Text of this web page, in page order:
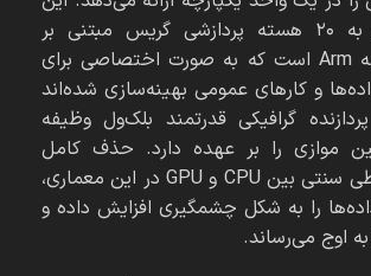
ابرتراشه مجهز به ۲۰ هسته پردازشی گریس مبتنی بر
معماری پیشرفته Arm است که به صورت اختصاصی برای
و کارهای عمومی بهینه‌سازی شده‌اند
گرافیکی قدرتمند بلک‌ول وظیفه
موازی را بر عهده دارد. حذف کامل
گلوگاه‌های ارتباطی سنتی بین CPU و GPU در این معماری،
را به شکل چشمگیری افزایش داده و
به اوج می‌رساند.